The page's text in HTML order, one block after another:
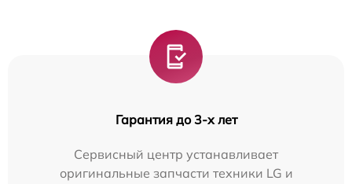
Гарантия до 3-х лет
Сервисный центр устанавливает
оригинальные запчасти техники LG и